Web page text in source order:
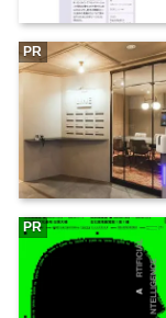
PR
PR